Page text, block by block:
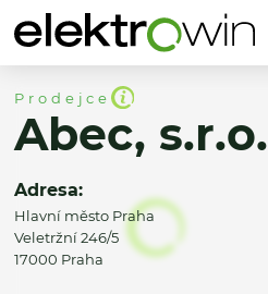
Prodejce
Abec, s.r.o.
Adresa:
Hlavní město Praha
Veletržní 246/5
17000 Praha